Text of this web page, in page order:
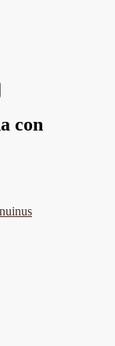
con